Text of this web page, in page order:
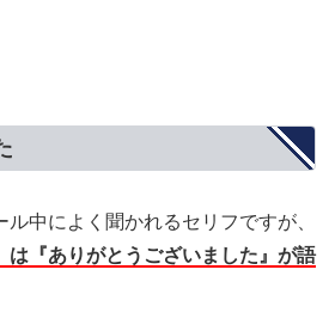
中によく聞かれるセリフですが、
は『ありがとうございました』が語